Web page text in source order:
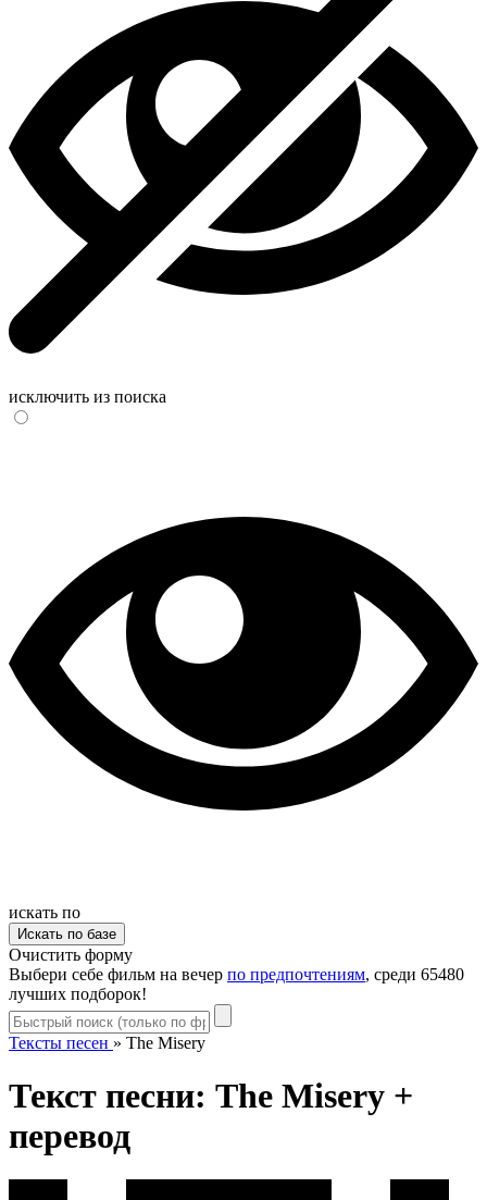
исключить из поиска
искать по
Очистить форму
Выбери себе фильм на вечер по предпочтениям, среди 65480
лучших подборок!
Тексты песен » The Misery
Текст песни: The Misery +
перевод